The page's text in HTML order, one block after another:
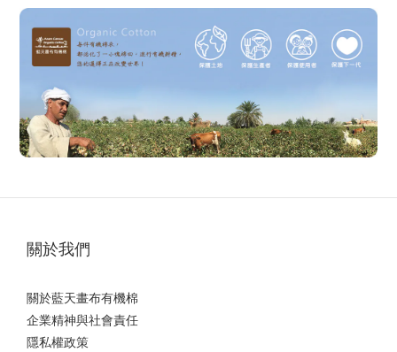
關於我們
關於藍天畫布有機棉
企業精神與社會責任
隱私權政策